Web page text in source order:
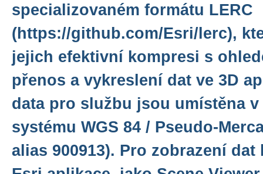
specializovaném formátu LERC
(https://github.com/Esri/lerc),
jejich efektivní kompresi s
přenos a vykreslení dat ve 3D
data pro službu jsou umístěna
systému WGS 84 / Pseudo-
alias 900913). Pro zobrazení